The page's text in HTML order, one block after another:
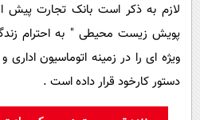
لازم به ذکر است بانک تجارت پیش
پویش زیست محیطی " به احترام
ویژه ای را در زمینه اتوماسیون
دستور کارخود قرار داده است .